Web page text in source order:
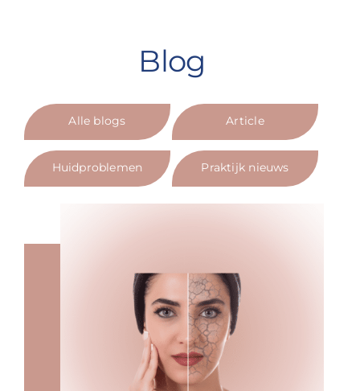
Blog
Alle blogs Article
Huidproblemen Praktijk nieuws